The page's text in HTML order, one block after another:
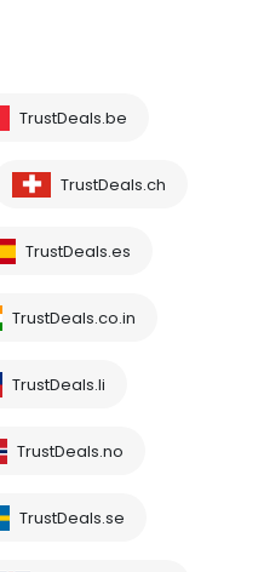
TrustDeals.be
TrustDeals.ch
TrustDeals.es
TrustDeals.co.in
TrustDeals.li
TrustDeals.no
TrustDeals.se